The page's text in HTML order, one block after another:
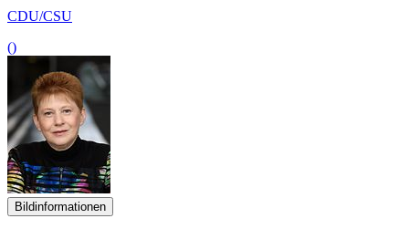
CDU/CSU
()
Bildinformationen